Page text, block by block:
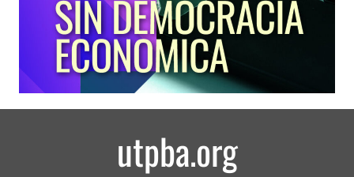
utpba.org